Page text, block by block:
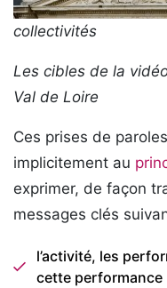
collectivités
Les cibles de la
Val de Loire
Ces prises de
implicitement au
exprimer, de façon
messages clés
l’activité, les
cette performance